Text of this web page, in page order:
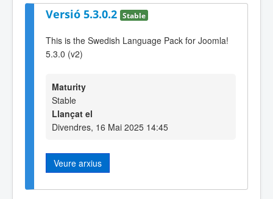
Versió 5.3.0.2 Stable
This is the Swedish Language Pack for Joomla!
5.3.0 (v2)
Maturity
Stable
Llançat el
Divendres, 16 Mai 2025 14:45
Veure arxius